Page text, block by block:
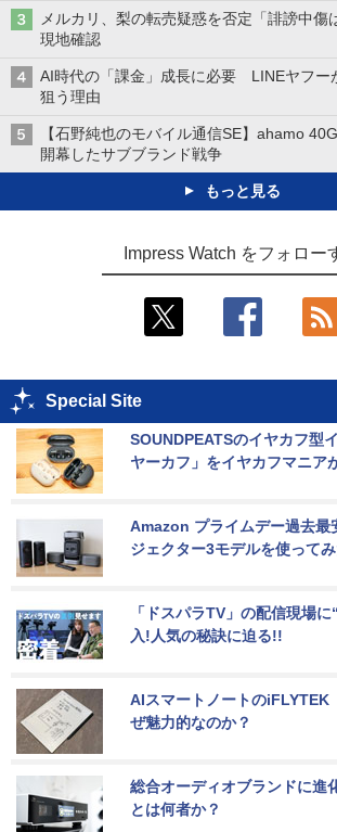
メルカリ、梨の転売疑惑を否定「誹謗中
現地確認
AI時代の「課金」成長に必要 LINEヤフー
狙う理由
【石野純也のモバイル通信SE】ahamo
開幕したサブブランド戦争
もっと見る
Impress Watch をフォロー
Special Site
SOUNDPEATSのイヤカフ型
ヤーカフ」をイヤカフマニア
Amazon プライムデー過去最
ジェクター3モデルを使って
「ドスパラTV」の配信現場
入!人気の秘訣に迫る!!
AIスマートノートのiFLYTEK
ぜ魅力的なのか？
総合オーディオブランドに進
とは何者か？